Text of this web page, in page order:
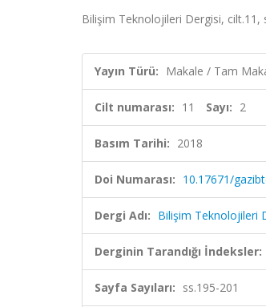
Bilişim Teknolojileri Dergisi, cilt.11,
Yayın Türü: Makale / Tam
Cilt numarası: 11 Sayı: 2
Basım Tarihi: 2018
Doi Numarası: 10.17671/
Dergi Adı: Bilişim Teknolojileri
Derginin Tarandığı İndeksler:
Sayfa Sayıları: ss.195-201